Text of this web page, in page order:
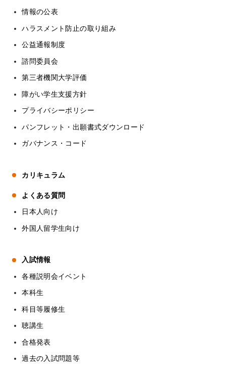
情報の公表
ハラスメント防止の取り組み
公益通報制度
諮問委員会
第三者機関大学評価
障がい学生支援方針
プライバシーポリシー
パンフレット・出願書式ダウンロード
ガバナンス・コード
カリキュラム
よくある質問
日本人向け
外国人留学生向け
入試情報
各種説明会イベント
本科生
科目等履修生
聴講生
合格発表
過去の入試問題等